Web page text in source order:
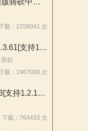
【测试中】新版骑砍中文站Mod管理器
载：2258041 次
衣谷三国v0.1.3.61[支持1.2.12][Demo版本]
创
载：1967038 次
权游国度6.3.3[支持1.2.12-1.2.10]
下载：764433 次